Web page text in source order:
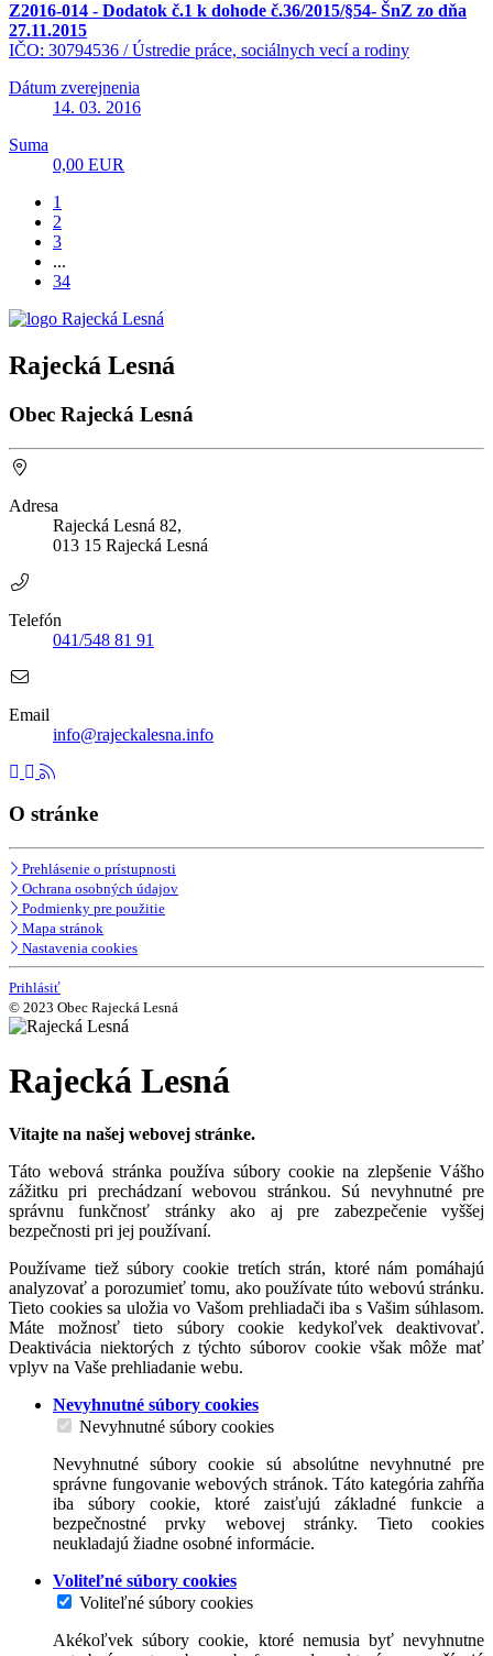
Z2016-014 - Dodatok č.1 k dohode č.36/2015/§54- ŠnZ zo dňa
27.11.2015
IČO: 30794536 /Ústredie práce, sociálnych vecí a rodiny
Dátum zverejnenia
14. 03. 2016
Suma
0,00 EUR
1
2
3
...
34
Rajecká Lesná
Obec Rajecká Lesná
Adresa
Rajecká Lesná 82,
013 15 Rajecká Lesná
Telefón
041/548 81 91
Email
info@rajeckalesna.info
O stránke
Prehlásenie o prístupnosti
Ochrana osobných údajov
Podmienky pre použitie
Mapa stránok
Nastavenia cookies
Prihlásiť
© 2023 Obec Rajecká Lesná
Rajecká Lesná
Vitajte na našej webovej stránke.
Táto webová stránka používa súbory cookie na zlepšenie Vášho
zážitku pri prechádzaní webovou stránkou. Sú nevyhnutné pre
správnu funkčnosť stránky ako aj pre zabezpečenie vyššej
bezpečnosti pri jej používaní.
Používame tiež súbory cookie tretích strán, ktoré nám pomáhajú
analyzovať a porozumieť tomu, ako používate túto webovú stránku.
Tieto cookies sa uložia vo Vašom prehliadači iba s Vašim súhlasom.
Máte možnosť tieto súbory cookie kedykoľvek deaktivovať.
Deaktivácia niektorých z týchto súborov cookie však môže mať
vplyv na Vaše prehliadanie webu.
Nevyhnutné súbory cookies
Nevyhnutné súbory cookies
Nevyhnutné súbory cookie sú absolútne nevyhnutné pre
správne fungovanie webových stránok. Táto kategória zahŕňa
iba súbory cookie, ktoré zaisťujú základné funkcie a
bezpečnostné prvky webovej stránky. Tieto cookies
neukladajú žiadne osobné informácie.
Voliteľné súbory cookies
Voliteľné súbory cookies
Akékoľvek súbory cookie, ktoré nemusia byť nevyhnutne